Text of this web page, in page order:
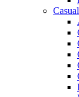
Casual